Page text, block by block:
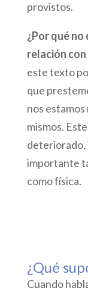
provistos.
¿Por qué
relación con
este texto
que
nos
mismos.
deteriorado,
importante
como física.
¿Qué
Cuando